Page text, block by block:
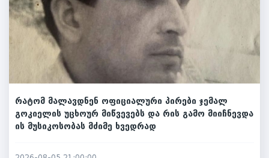
რატომ მალავდნენ ოფიციალური პირები ჯემალ
გოკიელის უცხოურ მიწვევებს და რის გამო მიიჩნევდა
ის მუსიკოსობას მძიმე ხვედრად